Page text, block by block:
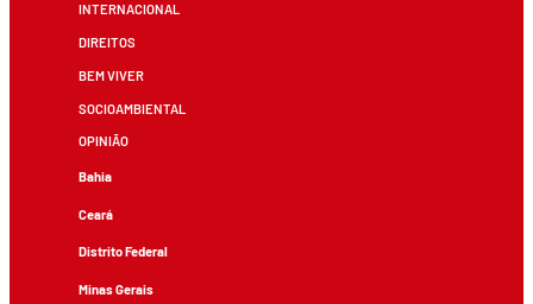
INTERNACIONAL
DIREITOS
BEM VIVER
SOCIOAMBIENTAL
OPINIÃO
Bahia
Ceará
Distrito Federal
Minas Gerais